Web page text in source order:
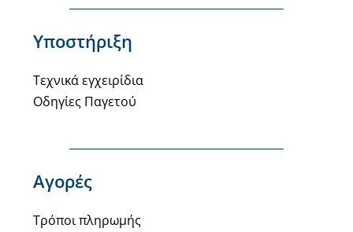
Υποστήριξη
Τεχνικά εγχειρίδια
Οδηγίες Παγετού
Αγορές
Τρόποι πληρωμής